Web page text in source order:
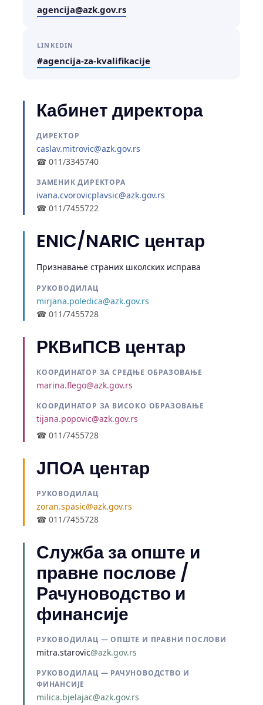
agencija@azk.gov.rs
LINKEDIN
#agencija-za-kvalifikacije
Кабинет директора
ДИРЕКТОР
caslav.mitrovic@azk.gov.rs
☎ 011/3345740
ЗАМЕНИК ДИРЕКТОРА
ivana.cvorovicplavsic@azk.gov.rs
☎ 011/7455722
ENIC/NARIC центар
Признавање страних школских исправа
РУКОВОДИЛАЦ
mirjana.poledica@azk.gov.rs
☎ 011/7455728
РКВиПСВ центар
КООРДИНАТОР ЗА СРЕДЊЕ ОБРАЗОВАЊЕ
marina.flego@azk.gov.rs
КООРДИНАТОР ЗА ВИСОКО ОБРАЗОВАЊЕ
tijana.popovic@azk.gov.rs
☎ 011/7455728
ЈПОА центар
РУКОВОДИЛАЦ
zoran.spasic@azk.gov.rs
☎ 011/7455728
Служба за опште и
правне послове /
Рачуноводство и
финансије
РУКОВОДИЛАЦ — ОПШТЕ И ПРАВНИ ПОСЛОВИ
mitra.starovic@azk.gov.rs
РУКОВОДИЛАЦ — РАЧУНОВОДСТВО И
ФИНАНСИЈЕ
milica.bjelajac@azk.gov.rs